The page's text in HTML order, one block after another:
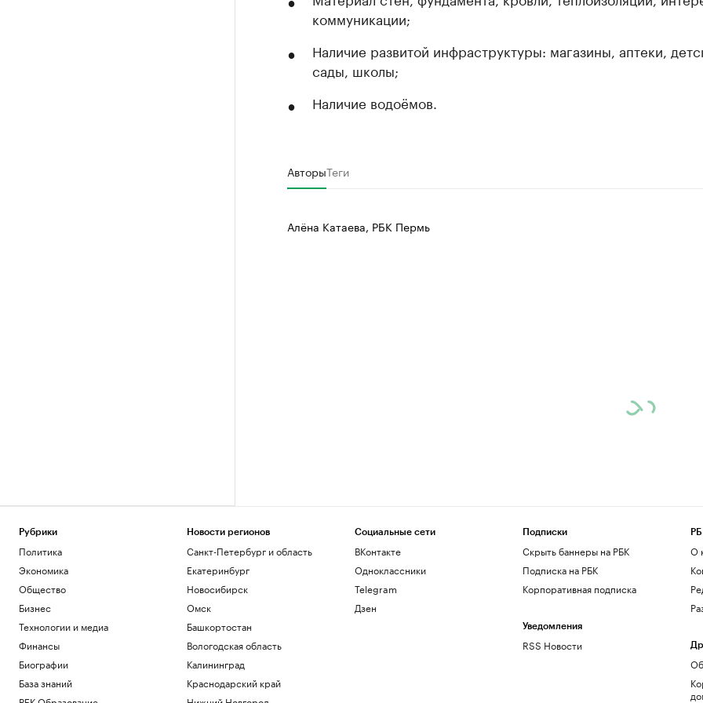
коммуникации;
Наличие развитой инфраструктуры: магазины, аптеки,
сады, школы;
Наличие водоёмов.
АвторыТеги
Алёна Катаева, РБК Пермь
Рубрики
Политика
Экономика
Общество
Бизнес
Технологии и медиа
Финансы
Биографии
База знаний
Новости регионов
Санкт-Петербург и область
Екатеринбург
Новосибирск
Омск
Башкортостан
Вологодская область
Калининград
Краснодарский край
Социальные сети
ВКонтакте
Одноклассники
Telegram
Дзен
Подписки
Скрыть баннеры на РБК
Подписка на РБК
Корпоративная подписка
Уведомления
RSS Новости
О